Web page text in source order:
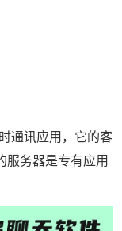
通讯应用，它的客
服务器是专有应用